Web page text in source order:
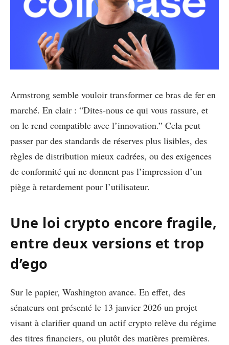
Armstrong semble vouloir transformer ce bras de fer en
marché. En clair : “Dites-nous ce qui vous rassure, et
on le rend compatible avec l’innovation.” Cela peut
passer par des standards de réserves plus lisibles, des
règles de distribution mieux cadrées, ou des exigences
de conformité qui ne donnent pas l’impression d’un
piège à retardement pour l’utilisateur.
Une loi crypto encore fragile,
entre deux versions et trop
d’ego
Sur le papier, Washington avance. En effet, des
sénateurs ont présenté le 13 janvier 2026 un projet
visant à clarifier quand un actif crypto relève du régime
des titres financiers, ou plutôt des matières premières.